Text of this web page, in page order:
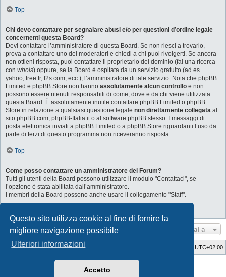
Questo sito utilizza cookie al fine di fornire la
migliore navigazione possibile
Ulteriori informazioni
Accetto
Top
Chi devo contattare per segnalare abusi e/o per questioni d’ordine legale
concernenti questa Board?
Devi contattare l’amministratore di questa Board. Se non riesci a trovarlo,
prova a contattare uno dei moderatori e chiedi a chi puoi rivolgerti. Se ancora
non ottieni risposta, puoi contattare il proprietario del dominio (fai una ricerca
con whois) oppure, se la Board è ospitata da un servizio gratuito (ad es.
yahoo, free.fr, f2s.com, ecc.), l’amministratore di tale servizio. Nota che phpBB
Limited e phpBB Store non hanno assolutamente alcun controllo e non
possono essere ritenuti responsabili di come, dove e da chi viene utilizzata
questa Board. È assolutamente inutile contattare phpBB Limited o phpBB
Store in relazione a qualsiasi questione legale non direttamente collegata al
sito phpBB.com, phpBB-Italia.it o al software phpBB stesso. I messaggi di
posta elettronica inviati a phpBB Limited o a phpBB Store riguardanti l’uso da
parte di terzi di questo programma non riceveranno risposta.
Top
Come posso contattare un amministratore del Forum?
Tutti gli utenti della Board possono utilizzare il modulo "Contattaci", se
l’opzione è stata abilitata dall’amministratore.
I membri della Board possono anche usare il collegamento "Staff".
Vai a
Indice UTC+02:00
GTA game
phpBB® Forum Software © phpBB Limited